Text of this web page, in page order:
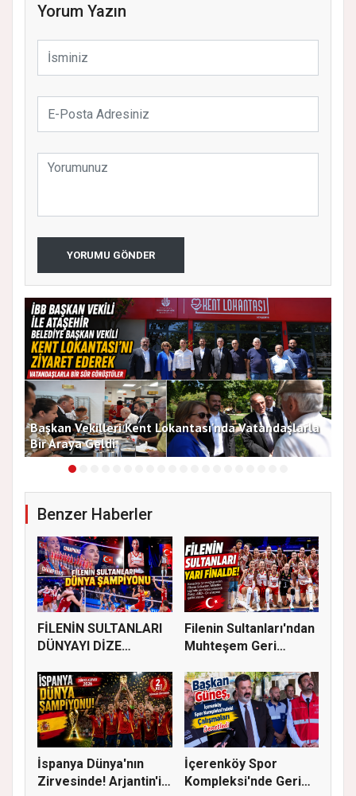
Yorum Yazın
YORUMU GÖNDER
Başkan Vekilleri Kent Lokantası'nda Vatandaşlarla
Bir Araya Geldi
Benzer Haberler
FİLENİN SULTANLARI
DÜNYAYI DİZE
Filenin Sultanları'ndan
Muhteşem Geri
İspanya Dünya'nın
Zirvesinde! Arjantin'i
İçerenköy Spor
Kompleksi'nde Geri